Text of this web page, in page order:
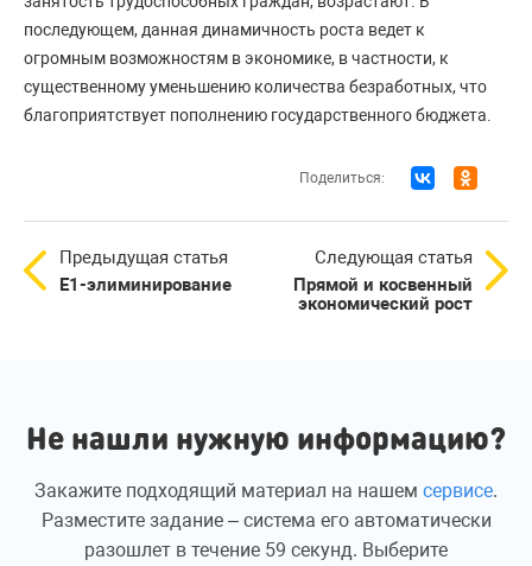
последующем, данная динамичность роста ведет к
огромным возможностям в экономике, в частности, к
существенному уменьшению количества безработных, что
благоприятствует пополнению государственного бюджета.
Поделиться:
Предыдущая статья
Е1-элиминирование
Следующая статья
Прямой и косвенный
экономический рост
Не нашли нужную информацию?
Закажите подходящий материал на нашем сервисе.
Разместите задание – система его автоматически
разошлет в течение 59 секунд. Выберите